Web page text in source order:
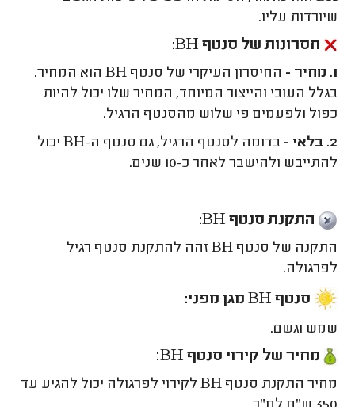
שיורדות עליו.
חסרונות של סנטף BH:
1. מחיר - החיסרון העיקרי של סנטףBH הוא המחיר.
בגלל העובי והייצור המיוחד, המחיר שלו יכול להיות
כפול ולפעמים פי שלוש מהסנטף הרגיל.
2. בלאי -
בדומה לסנטף הרגיל, גם סנטף ה-BH יכול
להתייבש ולהישבר לאחר כ-10 שנים.
התקנת סנטף BH :
התקנה של סנטף BH זהה להתקנת סנטף רגיל
לפרגולה.
סנטף BH מגן מפני:
שמש וגשם.
מחיר של קירוי סנטף BH
:
מחיר התקנת סנטףBH לקירוי לפרגולה יכול להגיע עד